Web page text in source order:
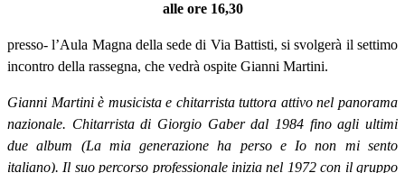
alle ore 16,30
presso- l’Aula Magna della sede di Via Battisti, si svolgerà il settimo
incontro della rassegna, che vedrà ospite Gianni Martini.
Gianni Martini è musicista e chitarrista tuttora attivo nel panorama
nazionale. Chitarrista di Giorgio Gaber dal 1984 fino agli ultimi
due album (La mia generazione ha perso e Io non mi sento
italiano). Il suo percorso professionale inizia nel 1972 con il gruppo